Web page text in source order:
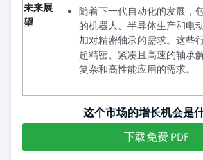
未来展
望
随着下一代自动化的发展，
的机器人、半导体生产和电
加对精密轴承的需求。这些
超精密、紧凑且高速的轴承
复杂和高性能应用的需求。
这个市场的增长机会是
下载免费 PDF